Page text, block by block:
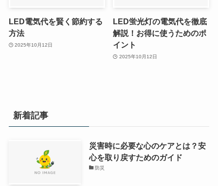
LED電気代を賢く節約する
方法
2025年10月12日
LED蛍光灯の電気代を徹底
解説！お得に使うためのポ
イント
2025年10月12日
新着記事
災害時に必要な心のケアとは？安
心を取り戻すためのガイド
防災